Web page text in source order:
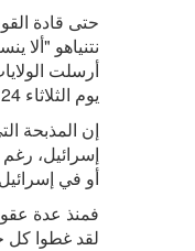
حتى قادة
نتنياهو "ألا
أرسلت
يوم الثلاثاء 24
إن المذبحة
إسرائيل،
أو في
فمنذ عدة
لقد غطوا كل